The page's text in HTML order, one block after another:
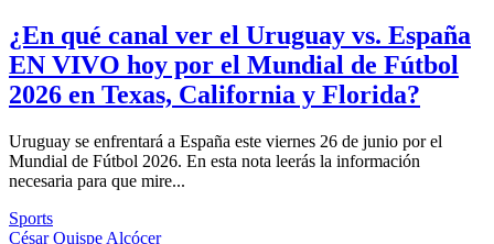
¿En qué canal ver el Uruguay vs. España
EN VIVO hoy por el Mundial de Fútbol
2026 en Texas, California y Florida?
Uruguay se enfrentará a España este viernes 26 de junio por el
Mundial de Fútbol 2026. En esta nota leerás la información
necesaria para que mire...
Sports
César Quispe Alcócer